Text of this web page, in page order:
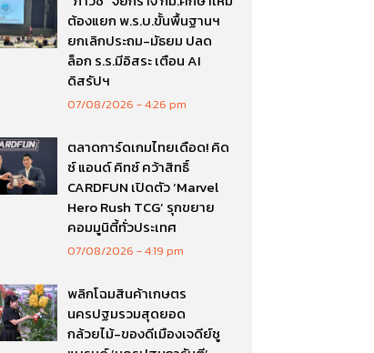
ต้องแยก พ.ร.บ.ขั้นพื้นฐานฯ
ยกเลิกประถม-มัธยม ปลด
ล็อก ร.ร.มีอิสระ เตือน AI
ดิสรัปฯ
07/08/2026 4:26 pm
ตลาดการ์ดเกมไทยเดือด! คิด
ซ์ แอนด์ คิทซ์ คว้าสิทธิ์
CARDFUN เปิดตัว ‘Marvel
Hero Rush TCG’ รุกขยาย
คอมมูนิตี้ทั่วประเทศ
07/08/2026 4:19 pm
พลิกโฉมสินค้าเกษตร
นครปฐมรวมสุดยอด
กล้วยไม้-ของดีเมืองเจดีย์ชู